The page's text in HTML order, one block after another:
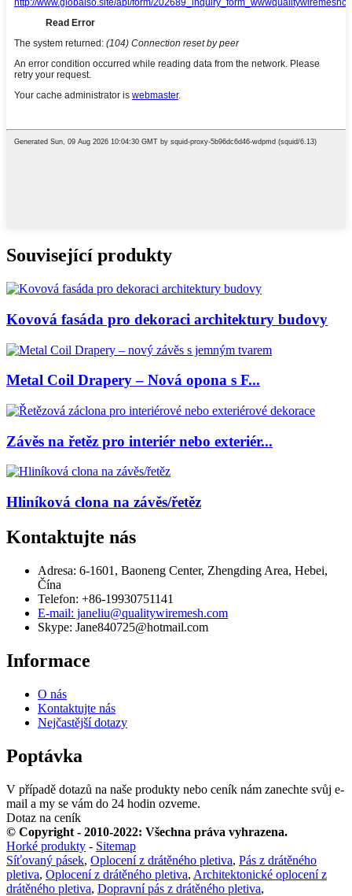
Související produkty
Kovová fasáda pro dekoraci architektury budovy
Metal Coil Drapery – Nová opona s F...
Závěs na řetěz pro interiér nebo exteriér...
Hliníková clona na závěs/řetěz
Kontaktujte nás
Adresa: 6-1601, Baoneng Center, Zhengding Area, Hebei,
Čína
Telefon: +86-19930751141
E-mail: janeliu@qualitywiremesh.com
Skype: Jane840725@hotmail.com
Informace
O nás
Kontaktujte nás
Nejčastější dotazy
Poptávka
V případě dotazů na naše produkty nebo ceník nám zanechte svůj e-
mail a my se vám do 24 hodin ozveme.
Dotaz na ceník
© Copyright - 2010-2022: Všechna práva vyhrazena.
Horké produkty - Sitemap
Síťovaný pásek, Oplocení z drátěného pletiva, Pás z drátěného
pletiva, Oplocení z drátěného pletiva, Architektonické oplocení z
drátěného pletiva, Dopravní pás z drátěného pletiva,